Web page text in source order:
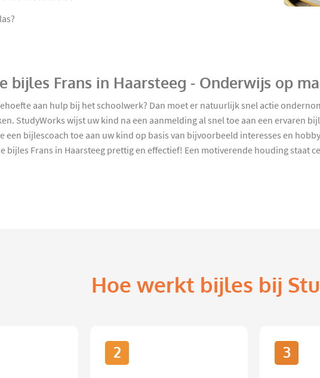
bijles Frans in Haarsteeg - Onderwijs op
aan hulp bij het schoolwerk? Dan moet er natuurlijk snel actie
StudyWorks wijst uw kind na een aanmelding al snel toe aan een ervaren
een bijlescoach toe aan uw kind op basis van bijvoorbeeld interesses en
bijles Frans in Haarsteeg prettig en effectief! Een motiverende houding staat
Hoe werkt bijles bij
2 3